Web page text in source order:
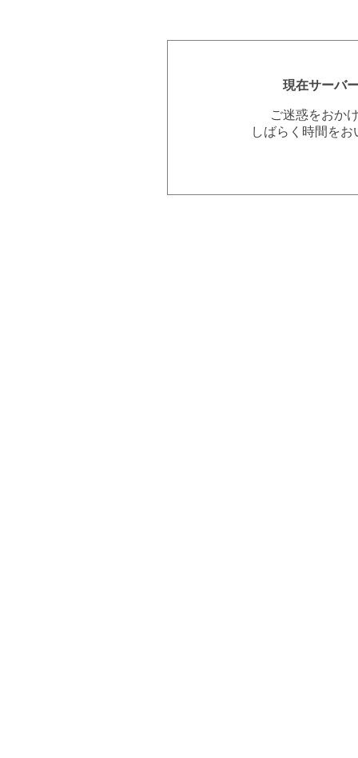
現在サーバ
ご迷惑をおか
しばらく時間を